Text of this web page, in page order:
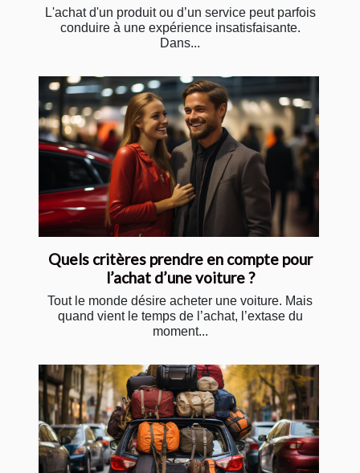
L'achat d'un produit ou d’un service peut parfois
conduire à une expérience insatisfaisante.
Dans...
Quels critères prendre en compte pour
l’achat d’une voiture ?
Tout le monde désire acheter une voiture. Mais
quand vient le temps de l’achat, l’extase du
moment...